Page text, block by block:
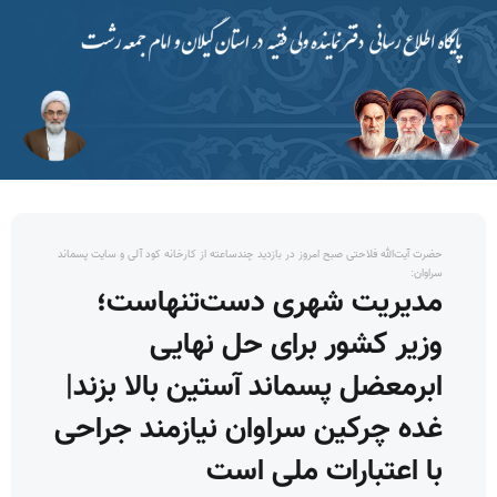
حضرت آیت‌الله فلاحتی صبح امروز در بازدید چندساعته از کارخانه کود آلی و سایت پسماند
سراوان:
مدیریت شهری دست‌تنهاست؛
وزیر کشور برای حل نهایی
ابرمعضل پسماند آستین بالا بزند|
غده چرکین سراوان نیازمند جراحی
با اعتبارات ملی است